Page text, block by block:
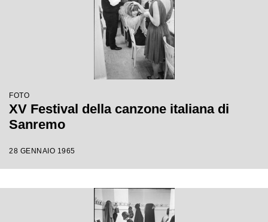
FOTO
XV Festival della canzone italiana di
Sanremo
28 GENNAIO 1965